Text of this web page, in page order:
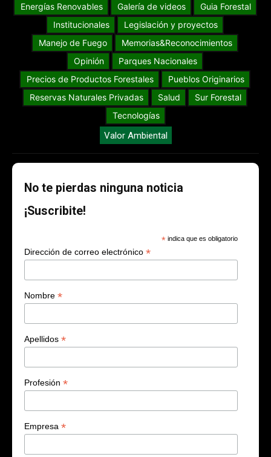
Energías Renovables
Galería de videos
Guia Forestal
Institucionales
Legislación y proyectos
Manejo de Fuego
Memorias&Reconocimientos
Opinión
Parques Nacionales
Precios de Productos Forestales
Pueblos Originarios
Reservas Naturales Privadas
Salud
Sur Forestal
Tecnologías
Valor Ambiental
No te pierdas ninguna noticia
¡Suscribite!
* indica que es obligatorio
Dirección de correo electrónico *
Nombre *
Apellidos *
Profesión *
Empresa *